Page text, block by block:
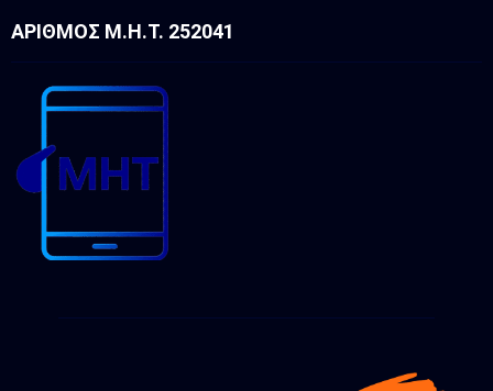
ΑΡΙΘΜΌΣ Μ.Η.Τ. 252041